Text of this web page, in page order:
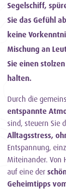
Segelschiff,
Sie das Gefühl
keine
Mischung an
Sie einen
halten.
Durch die
entspannte
sind, steuern Sie
Alltagsstress,
Entspannung,
Miteinander. Von
auf eine der
Geheimtipps